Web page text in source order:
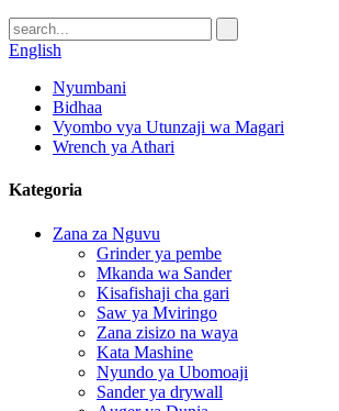
English
Nyumbani
Bidhaa
Vyombo vya Utunzaji wa Magari
Wrench ya Athari
Kategoria
Zana za Nguvu
Grinder ya pembe
Mkanda wa Sander
Kisafishaji cha gari
Saw ya Mviringo
Zana zisizo na waya
Kata Mashine
Nyundo ya Ubomoaji
Sander ya drywall